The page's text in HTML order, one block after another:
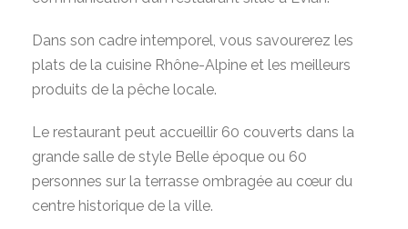
Dans son cadre intemporel, vous savourerez les
plats de la cuisine Rhône-Alpine et les meilleurs
produits de la pêche locale.
Le restaurant peut accueillir 60 couverts dans la
grande salle de style Belle époque ou 60
personnes sur la terrasse ombragée au cœur du
centre historique de la ville.